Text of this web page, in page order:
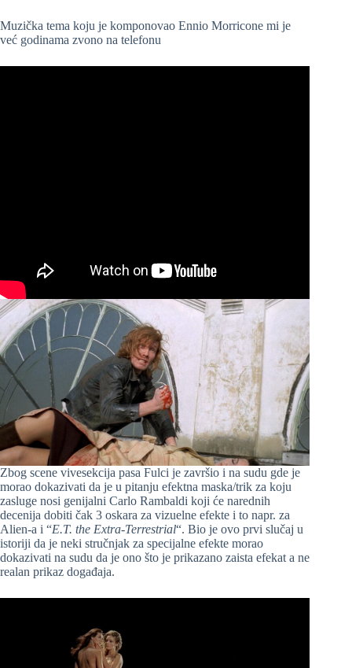
Muzička tema koju je komponovao Ennio Morricone mi je
već godinama zvono na telefonu
Zbog scene vivesekcija pasa Fulci je završio i na sudu gde je
morao dokazivati da je u pitanju efektna maska/trik za koju
zasluge nosi genijalni Carlo Rambaldi koji će narednih
decenija dobiti čak 3 oskara za vizuelne efekte i to napr. za
Alien-a i “E.T. the Extra-Terrestrial“. Bio je ovo prvi slučaj u
istoriji da je neki stručnjak za specijalne efekte morao
dokazivati na sudu da je ono što je prikazano zaista efekat a ne
realan prikaz događaja.